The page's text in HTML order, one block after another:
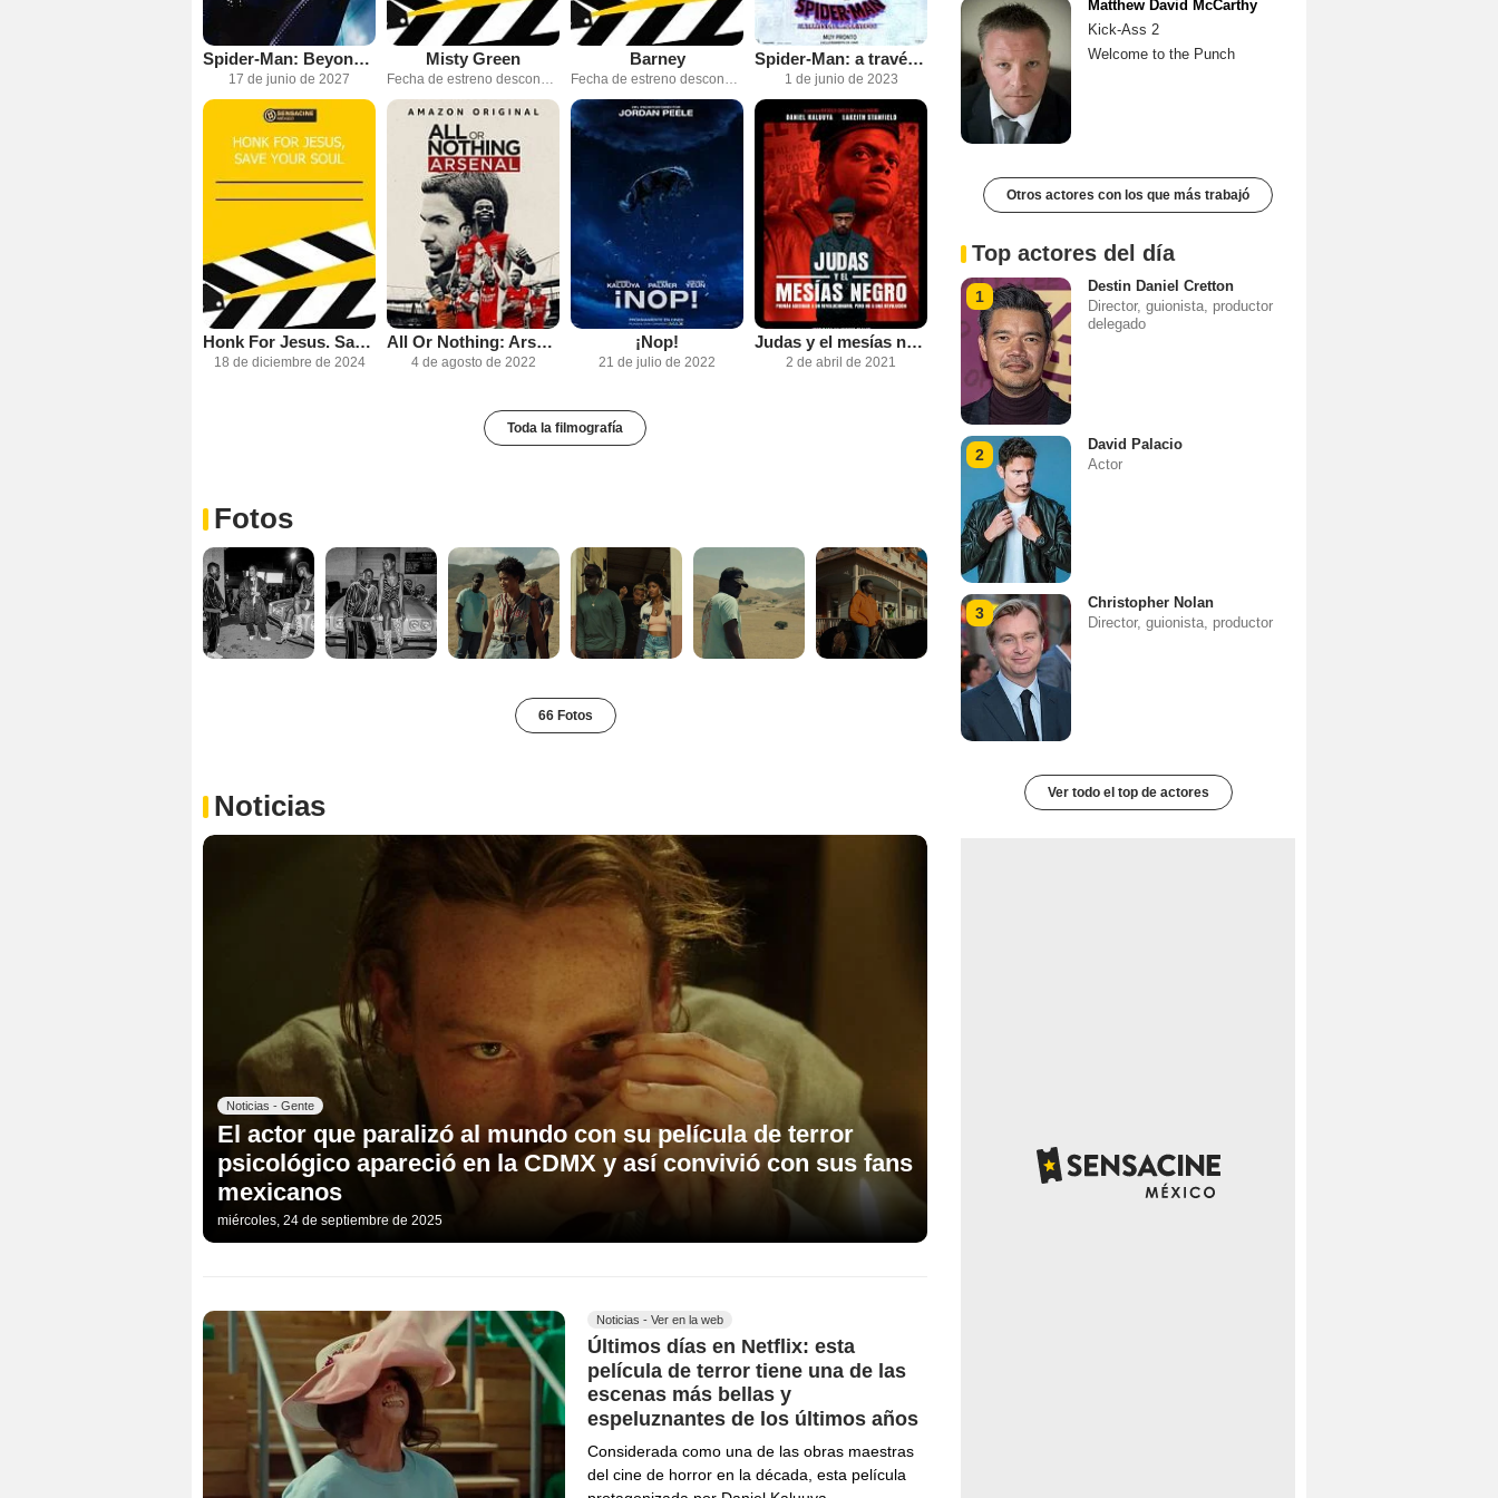
Spider-Man: Beyond The Spider-Verse
17 de junio de 2027
Misty Green Barney Spider-Man: a través del Spider-Verso
1 de junio de 2023
Honk For Jesus. Save Your Soul.
18 de diciembre de 2024
All Or Nothing: Arsenal
4 de agosto de 2022
¡Nop!
21 de julio de 2022
Judas y el mesías negro
2 de abril de 2021
Toda la filmografía
Fotos
66 Fotos
Noticias
Noticias - Gente
El actor que paralizó al mundo con su película de terror
psicológico apareció en la CDMX y así convivió con sus fans
mexicanos
miércoles, 24 de septiembre de 2025
Noticias - Ver en la web
Últimos días en Netflix: esta
película de terror tiene una de las
escenas más bellas y
espeluznantes de los últimos años
Considerada como una de las obras maestras
del cine de horror en la década, esta película
Matthew David McCarthy
Kick-Ass 2
Welcome to the Punch
Otros actores con los que más trabajó
Top actores del día
1
Destin Daniel Cretton
Director, guionista, productor
delegado
2
David Palacio
Actor
3
Christopher Nolan
Director, guionista, productor
Ver todo el top de actores